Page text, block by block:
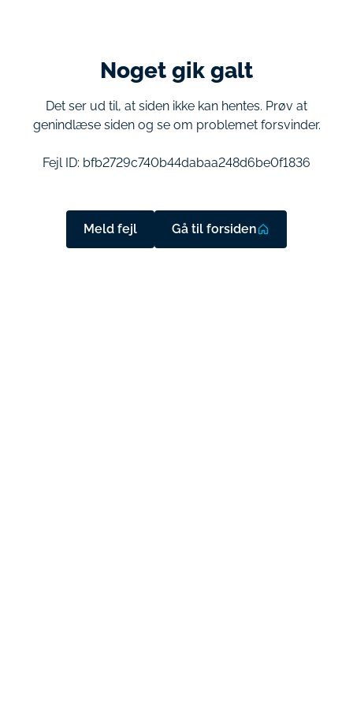
Noget gik galt
Det ser ud til, at siden ikke kan hentes. Prøv at
genindlæse siden og se om problemet forsvinder.
Fejl ID: bfb2729c740b44dabaa248d6be0f1836
Meld fejl Gå til forsiden